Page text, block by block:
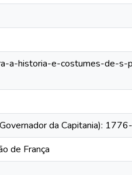
a-historia-e-costumes-de-
da Capitania):
de França